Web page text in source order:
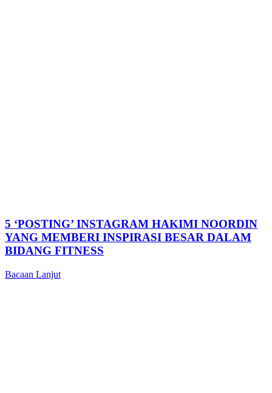
5 ‘POSTING’ INSTAGRAM HAKIMI NOORDIN
YANG MEMBERI INSPIRASI BESAR DALAM
BIDANG FITNESS
Bacaan Lanjut